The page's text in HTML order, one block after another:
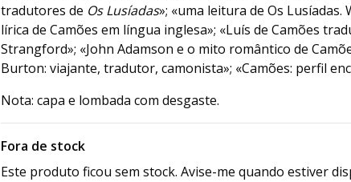
tradutores de Os Lusíadas»; «uma leitura de Os Lusíadas.
lírica de Camões em língua inglesa»; «Luís de Camões
Strangford»; «John Adamson e o mito romântico de
Burton: viajante, tradutor, camonista»; «Camões: perfil
Nota: capa e lombada com desgaste.
Fora de stock
Este produto ficou sem stock. Avise-me quando estiver